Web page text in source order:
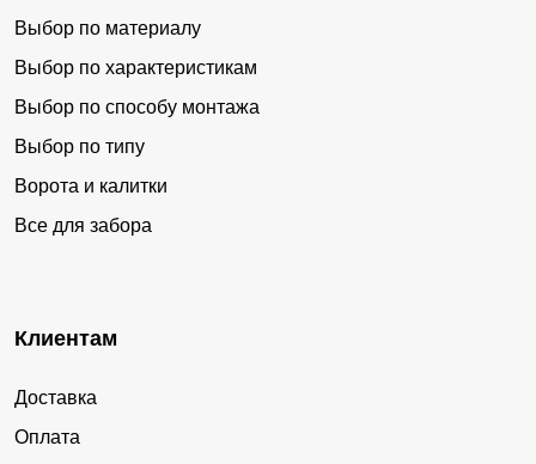
Выбор по материалу
Выбор по характеристикам
Выбор по способу монтажа
Выбор по типу
Ворота и калитки
Все для забора
Клиентам
Доставка
Оплата